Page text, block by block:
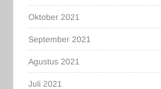
Oktober 2021
September 2021
Agustus 2021
Juli 2021